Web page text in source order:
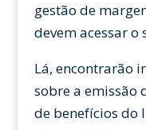
gestão de
devem acessar o
Lá, encontrarão
sobre a emissão
de benefícios do